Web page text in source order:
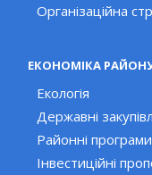
Організаційна
ЕКОНОМІКА
Екологія
Державні
Районні програми
Інвестиційні